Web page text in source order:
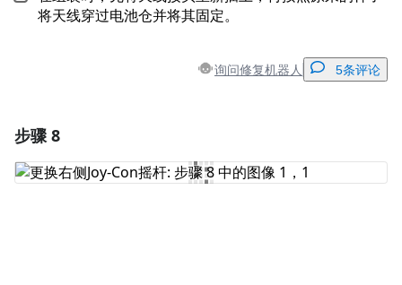
将天线穿过电池仓并将其固定。
询问修复机器人 5条评论
添加评论
步骤 8